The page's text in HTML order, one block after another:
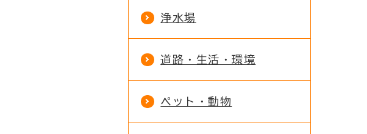
浄水場
道路・生活・環境
ペット・動物